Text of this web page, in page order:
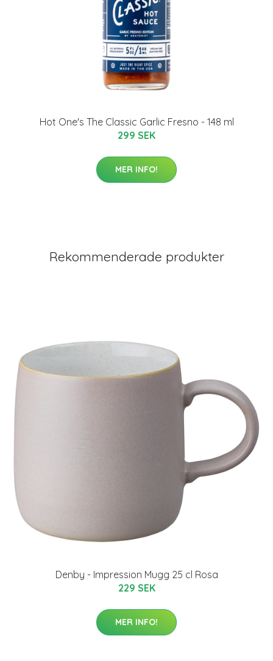
Hot One's The Classic Garlic Fresno - 148 ml
299 SEK
MER INFO!
Rekommenderade produkter
Denby - Impression Mugg 25 cl Rosa
229 SEK
MER INFO!